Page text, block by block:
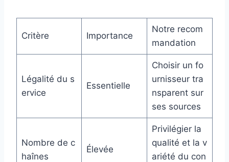
Critère Importance
Notre recom
mandation
Légalité du s
ervice
Essentielle
Choisir un fo
urnisseur tra
nsparent sur
ses sources
Nombre de c
haînes
Élevée
Privilégier la
qualité et la v
ariété du con